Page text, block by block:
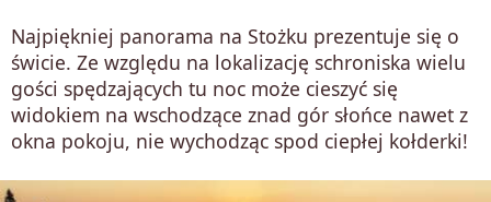
Najpiękniej panorama na Stożku prezentuje się o
świcie. Ze względu na lokalizację schroniska wielu
gości spędzających tu noc może cieszyć się
widokiem na wschodzące znad gór słońce nawet z
okna pokoju, nie wychodząc spod ciepłej kołderki!